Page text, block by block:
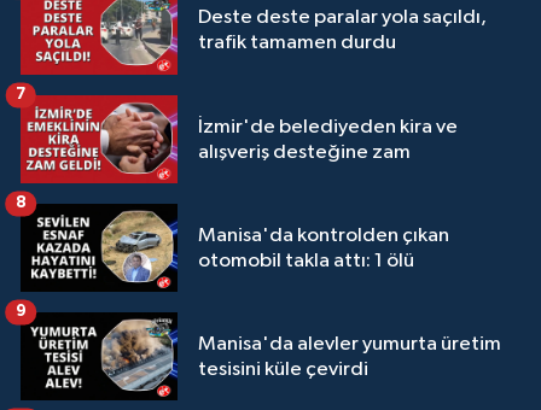
Deste deste paralar yola saçıldı,
trafik tamamen durdu
İzmir'de belediyeden kira ve
alışveriş desteğine zam
7
Manisa'da kontrolden çıkan
otomobil takla attı: 1 ölü
8
Manisa'da alevler yumurta üretim
tesisini küle çevirdi
9